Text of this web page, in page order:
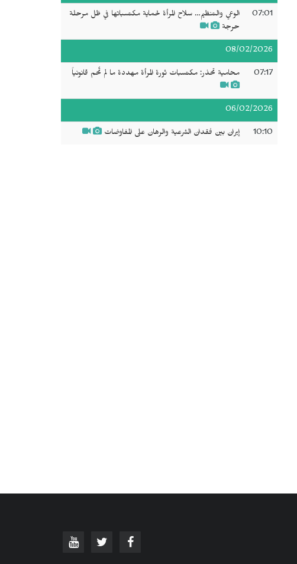
07:01
الوعي والتنظيم… سلاح المرأة لحماية مكتسباتها في ظل مرحلة
حرجة
08/02/2026
07:17 محامية تحذر: مكتسبات ثورة المرأة مهددة ما لم تُحم قانونياً
06/02/2026
10:10 إيران بين فقدان الشرعية والرهان على المفاوضات